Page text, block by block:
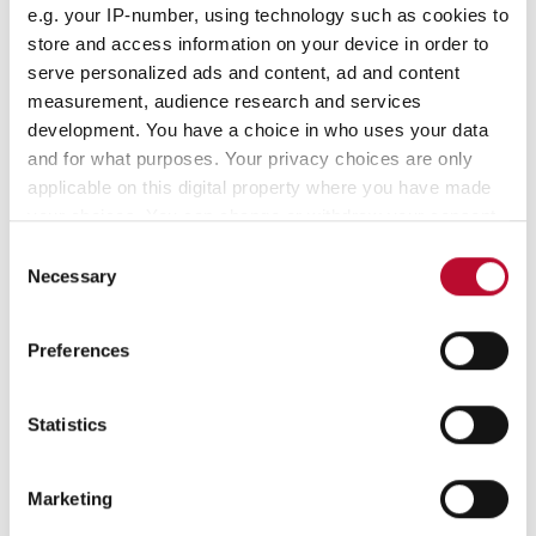
e.g. your IP-number, using technology such as cookies to
store and access information on your device in order to
serve personalized ads and content, ad and content
measurement, audience research and services
development. You have a choice in who uses your data
and for what purposes. Your privacy choices are only
applicable on this digital property where you have made
your choices. You can change or withdraw your consent
the Privacy trigger icon.
Collect information about your geographical
meters
Identify your device by actively scanning it for
Find out more about how your personal data is processed
Selection
Necessary
Preferences
Statistics
Marketing
Luftfahrt
Medizinische Versorgung
Lebensmittelbereich /
Rückstellmuster
Qualitätstest während der
Alle orfix Sicherheitstaschen